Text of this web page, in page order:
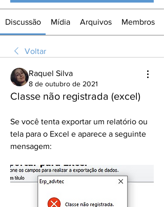
Discussão Mídia Arquivos Membros
Voltar
Raquel Silva
8 de outubro de 2021
Classe não registrada (excel)
Se você tenta exportar um relatório ou
tela para o Excel e aparece a seguinte
mensagem: